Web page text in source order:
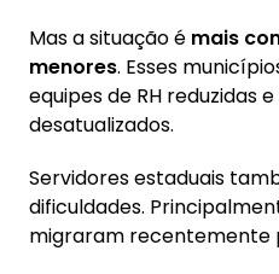
Mas a situação é mais
menores. Esses
equipes de RH reduzidas
desatualizados.
Servidores estaduais
dificuldades.
migraram recentemente